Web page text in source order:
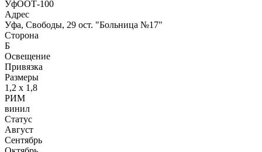
УфООТ-100
Адрес
Уфа, Свободы, 29 ост. "Больница №17"
Сторона
Б
Освещение
Привязка
Размеры
1,2 х 1,8
РИМ
винил
Статус
Август
Сентябрь